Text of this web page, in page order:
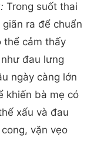
Trong suốt thai
ra để chuẩn
thể cảm thấy
đau lưng
ngày càng lớn
khiến bà mẹ có
xấu và đau
vặn vẹo